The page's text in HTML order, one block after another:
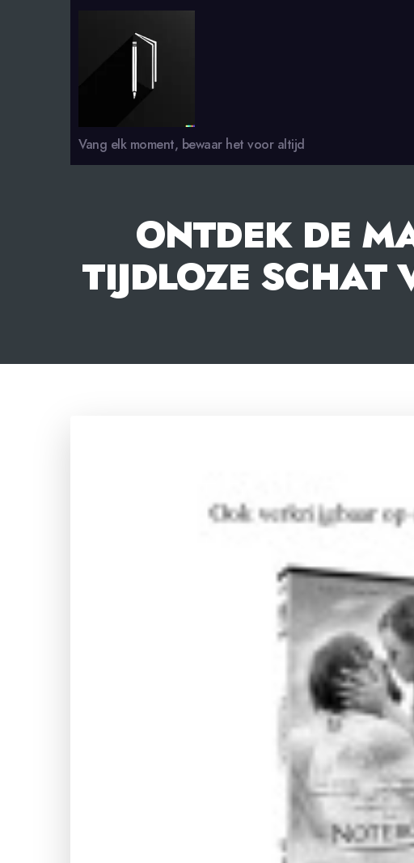
Vang elk moment, bewaar het voor altijd
ONTDEK DE
TIJDLOZE SCHAT